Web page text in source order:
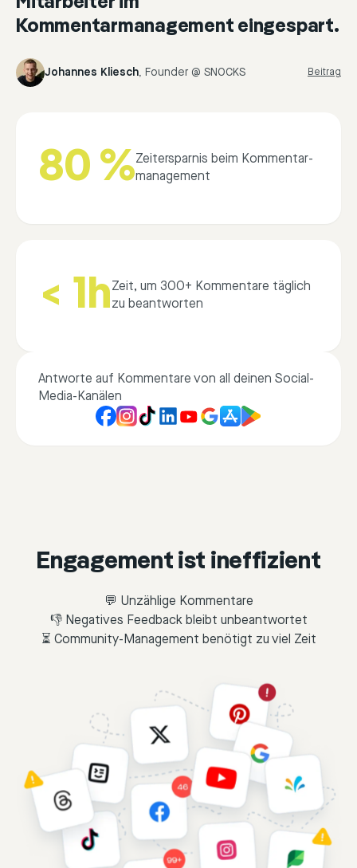
Kommentarmanagement eingespart.
Johannes Kliesch, Founder @ SNOCKS Beitrag
80 %Zeitersparnis beim Kommentar­
management
< 1hZeit, um 300+ Kommentare täglich
zu beantworten
Antworte auf Kommentare von all deinen Social-
Media-Kanälen
Engagement ist ineffizient
💬 Unzählige Kommentare
👎 Negatives Feedback bleibt unbeantwortet
⏳ Community-Management benötigt zu viel Zeit